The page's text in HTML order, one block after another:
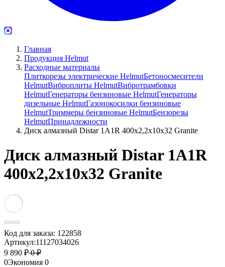
Главная
Продукция Helmut
Расходные материалы
Плиткорезы электрические HelmutБетоносмесители
HelmutВиброплиты HelmutВибротрамбовки
HelmutГенераторы бензиновые HelmutГенераторы
дизельные HelmutГазонокосилки бензиновые
HelmutТриммеры бензиновые HelmutБензорезы
HelmutПринадлежности
Диск алмазный Distar 1A1R 400x2,2x10x32 Granite
Диск алмазный Distar 1A1R
400x2,2x10x32 Granite
Код для заказа: 122858
Артикул:11127034026
9 890 ₽0 ₽
0Экономия 0